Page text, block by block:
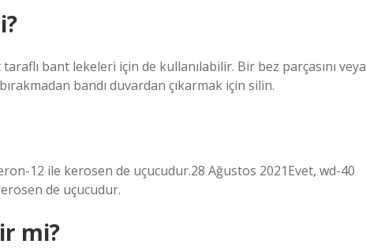
bant lekeleri için de kullanılabilir. Bir bez parçasını veya
bandı duvardan çıkarmak için silin.
12 ile kerosen de uçucudur.28 Ağustos 2021Evet, wd-40
de uçucudur.
mi?